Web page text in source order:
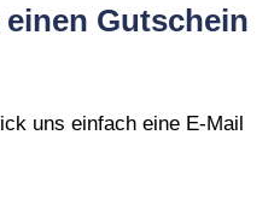
Gutschein
uns einfach eine E‑Mail